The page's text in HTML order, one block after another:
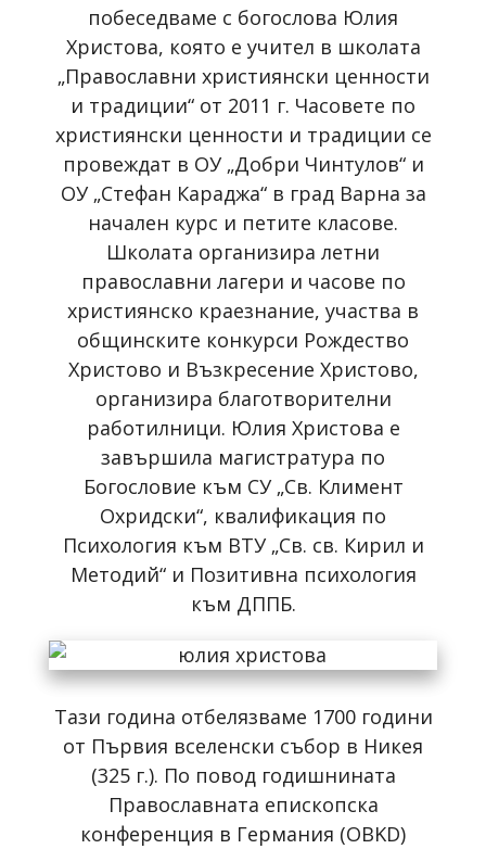
побеседваме с богослова Юлия
Христова, която е учител в школата
„Православни християнски ценности
и традиции“ от 2011 г. Часовете по
християнски ценности и традиции се
провеждат в ОУ „Добри Чинтулов“ и
ОУ „Стефан Караджа“ в град Варна за
начален курс и петите класове.
Школата организира летни
православни лагери и часове по
християнско краезнание, участва в
общинските конкурси Рождество
Христово и Възкресение Христово,
организира благотворителни
работилници. Юлия Христова е
завършила магистратура по
Богословие към СУ „Св. Климент
Охридски“, квалификация по
Психология към ВТУ „Св. св. Кирил и
Методий“ и Позитивна психология
към ДППБ.
Тази година отбелязваме 1700 години
от Първия вселенски събор в Никея
(325 г.). По повод годишнината
Православната епископска
конференция в Германия (OBKD)